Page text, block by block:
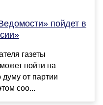
пойдет в
газеты
пойти на
от партии
соо...